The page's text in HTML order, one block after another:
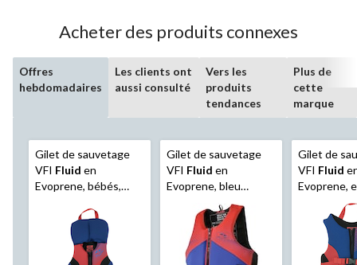
Acheter des produits connexes
Offres
hebdomadaires
Les clients ont
aussi consulté
Vers les
produits
tendances
Plus de
cette
marque
Gilet de sauvetage
VFI Fluid en
Evoprene, bébés,
Gilet de sauvetage
VFI Fluid en
Evoprene, bleu
marine/rouge, tailles
variées
Gilet de
VFI Fluid
Evoprene,
bleu